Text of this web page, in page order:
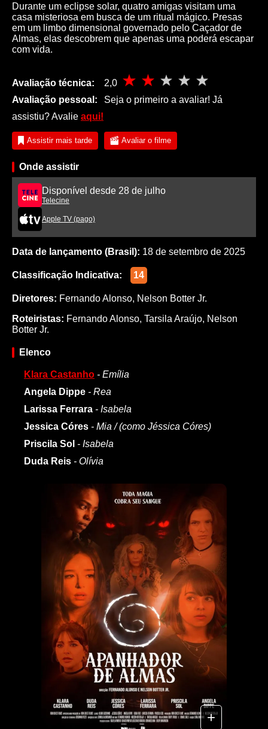
Durante um eclipse solar, quatro amigas visitam uma
casa misteriosa em busca de um ritual mágico. Presas
em um limbo dimensional governado pelo Caçador de
Almas, elas descobrem que apenas uma poderá escapar
com vida.
Avaliação técnica:
2,0
Avaliação pessoal:
Seja o primeiro a avaliar! Já
assistiu? Avalie aqui!
Assistir mais tarde Avaliar o filme
Onde assistir
Disponível desde 28 de julho
Telecine
Apple TV (pago)
Data de lançamento (Brasil): 18 de setembro de 2025
Classificação Indicativa: 14
Diretores: Fernando Alonso, Nelson Botter Jr.
Roteiristas: Fernando Alonso, Tarsila Araújo, Nelson
Botter Jr.
Elenco
Klara Castanho - Emília
Angela Dippe - Rea
Larissa Ferrara - Isabela
Jessica Córes - Mia / (como Jéssica Córes)
Priscila Sol - Isabela
Duda Reis - Olívia
+